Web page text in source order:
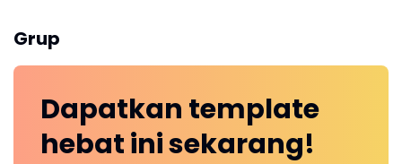
Grup
Dapatkan template
hebat inisekarang!